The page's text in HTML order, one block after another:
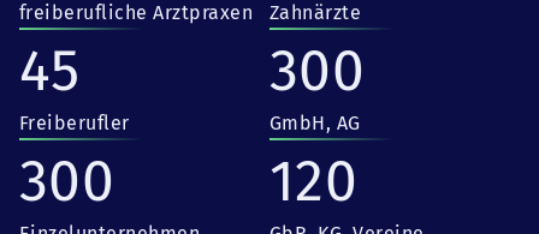
freiberufliche Arztpraxen Zahnärzte
45
Freiberufler
300
GmbH, AG
300 120